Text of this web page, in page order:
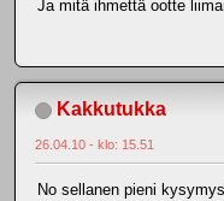
Ja mitä ihmettä ootte
Kakkutukka
26.04.10 - klo: 15.51
No sellanen pieni